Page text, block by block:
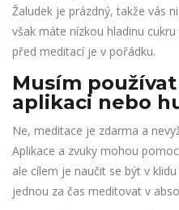
Žaludek je prázdný, takže vás
však máte nízkou hladinu
před meditací je v pořádku.
Musím
aplikaci nebo
Ne, meditace je zdarma a
Aplikace a zvuky mohou
ale cílem je naučit se být v
jednou za čas meditovat v